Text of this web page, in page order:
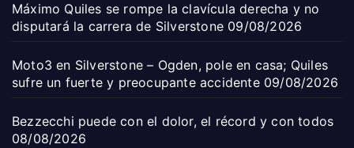
Máximo Quiles se rompe la clavícula derecha y no
disputará la carrera de Silverstone 09/08/2026
Moto3 en Silverstone – Ogden, pole en casa; Quiles
sufre un fuerte y preocupante accidente 09/08/2026
Bezzecchi puede con el dolor, el récord y con todos
08/08/2026